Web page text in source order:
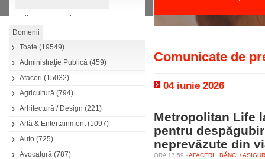
Căutare avansată
Toate (19549)
Administraţie Publică (459)
Afaceri (15032)
Agricultură (794)
Arhitectură / Design (221)
Artă & Entertainment(1097)
Auto (725)
Avocatură (787)
Comunicate de
04 iunie 2026
Metropolitan Life
pentru
neprevăzute din
ORA 17.59 -AFACERI BĂNCI /